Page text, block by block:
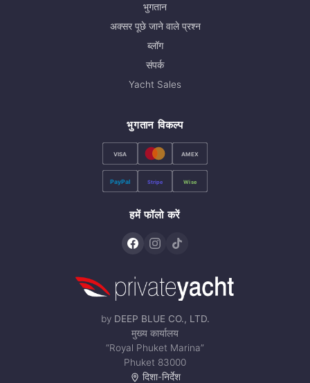
भुगतान
अक्सर पूछे जाने वाले प्रश्न
ब्लॉग
संपर्क
Yacht Sales
भुगतान विकल्प
VISA AMEX
PayPal Stripe Wise
हमें फॉलो करें
by DEEP BLUE CO., LTD.
मुख्य कार्यालय
“Royal Phuket Marina”
Phuket 83000
दिशा-निर्देश